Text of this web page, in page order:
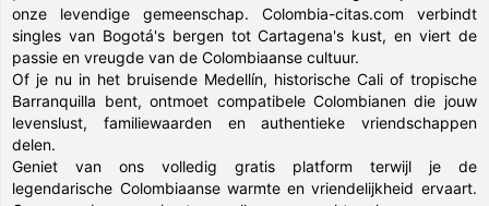
onze levendige gemeenschap. Colombia-citas.com verbindt
singles van Bogotá's bergen tot Cartagena's kust, en viert de
passie en vreugde van de Colombiaanse cultuur.
Of je nu in het bruisende Medellín, historische Cali of tropische
Barranquilla bent, ontmoet compatibele Colombianen die jouw
levenslust, familiewaarden en authentieke vriendschappen
delen.
Geniet van ons volledig gratis platform terwijl je de
legendarische Colombiaanse warmte en vriendelijkheid ervaart.